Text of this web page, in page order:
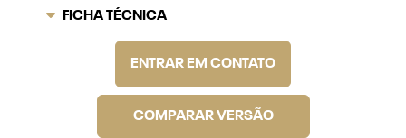
FICHA TÉCNICA
ENTRAR EM CONTATO
COMPARAR VERSÃO